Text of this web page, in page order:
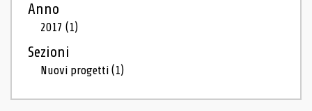
Anno
2017(1)
Sezioni
Nuovi progetti(1)